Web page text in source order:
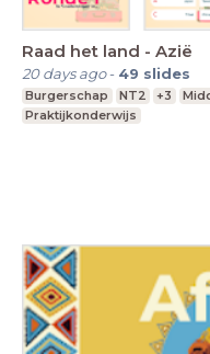
Raad het land - Azië
20 days ago- 49 slides
Burgerschap NT2 +3
Praktijkonderwijs